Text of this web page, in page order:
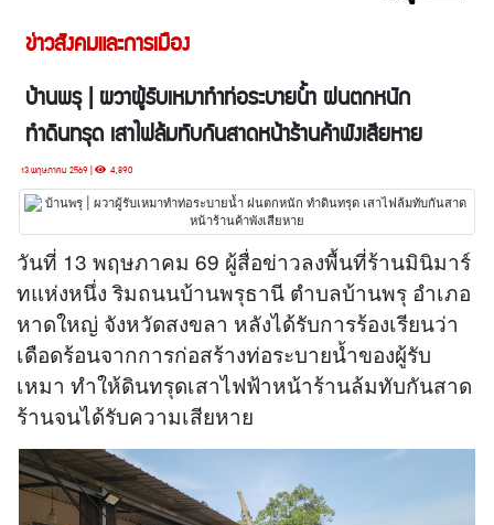
ข่าวสังคมและการเมือง
บ้านพรุ | ผวาผู้รับเหมาทำท่อระบายน้ำ ฝนตกหนัก
ทำดินทรุด เสาไฟล้มทับกันสาดหน้าร้านค้าพังเสียหาย
13 พฤษภาคม 2569 | 4,890
วันที่ 13 พฤษภาคม 69 ผู้สื่อข่าวลงพื้นที่ร้านมินิมาร์
ทแห่งหนึ่ง ริมถนนบ้านพรุธานี ตำบลบ้านพรุ อำเภอ
หาดใหญ่ จังหวัดสงขลา หลังได้รับการร้องเรียนว่า
เดือดร้อนจากการก่อสร้างท่อระบายน้ำของผู้รับ
เหมา ทำให้ดินทรุดเสาไฟฟ้าหน้าร้านล้มทับกันสาด
ร้านจนได้รับความเสียหาย